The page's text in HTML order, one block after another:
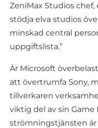
ZeniMax Studios chef,
stödja elva studios
minskad central
uppgiftslista.”
Är Microsoft
att övertrumfa Sony,
tillverkaren
viktig del av sin Game
strömningstjänsten